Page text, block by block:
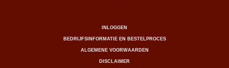
INLOGGEN
BEDRIJFSINFORMATIE EN BESTELPROCES
ALGEMENE VOORWAARDEN
DISCLAIMER